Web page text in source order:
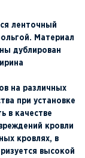
ленточный
Материал
дублирован
на различных
при установке
в качестве
кровли
кровлях, в
высокой